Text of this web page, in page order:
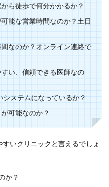
ら徒歩で何分かかるか？
能な営業時間なのか？土日
なのか？オンライン連絡で
い、信頼できる医師なの
システムになっているか？
可能なのか？
いクリニックと言えるでしょ
か？